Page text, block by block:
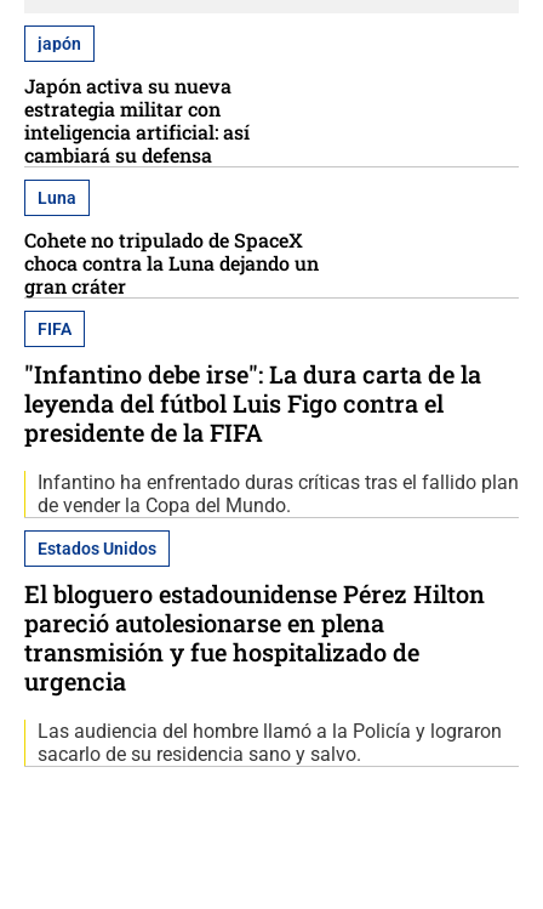
japón
Japón activa su nueva
estrategia militar con
inteligencia artificial: así
cambiará su defensa
Luna
Cohete no tripulado de SpaceX
choca contra la Luna dejando un
gran cráter
FIFA
"Infantino debe irse": La dura carta de la
leyenda del fútbol Luis Figo contra el
presidente de la FIFA
Infantino ha enfrentado duras críticas tras el fallido plan
de vender la Copa del Mundo.
Estados Unidos
El bloguero estadounidense Pérez Hilton
pareció autolesionarse en plena
transmisión y fue hospitalizado de
urgencia
Las audiencia del hombre llamó a la Policía y lograron
sacarlo de su residencia sano y salvo.